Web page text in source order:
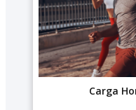
Carga